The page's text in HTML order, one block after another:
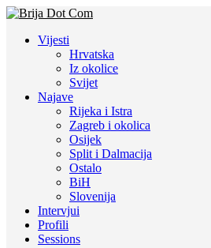
Vijesti
Hrvatska
Iz okolice
Svijet
Najave
Rijeka i Istra
Zagreb i okolica
Osijek
Split i Dalmacija
Ostalo
BiH
Slovenija
Intervjui
Profili
Sessions